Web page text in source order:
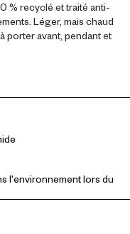
% recyclé et traité anti-
Léger, mais chaud
porter avant, pendant et
l'environnement lors du